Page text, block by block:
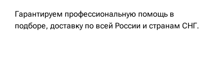
Гарантируем профессиональную помощь в
подборе, доставку по всей России и странам СНГ.